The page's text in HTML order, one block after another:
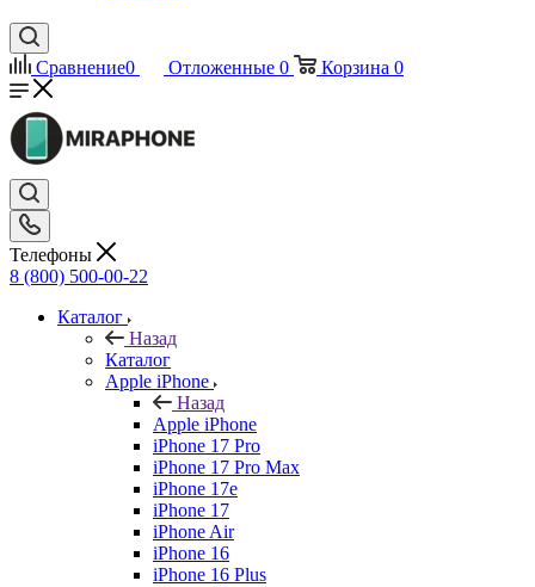
Сравнение0 Отложенные 0 Корзина 0
Телефоны
8 (800) 500-00-22
Каталог
Назад
Каталог
Apple iPhone
Назад
Apple iPhone
iPhone 17 Pro
iPhone 17 Pro Max
iPhone 17e
iPhone 17
iPhone Air
iPhone 16
iPhone 16 Plus